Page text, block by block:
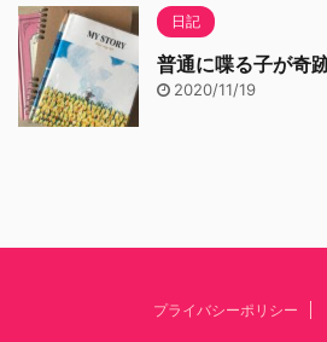
日記
普通に喋る子が奇
2020/11/19
プライバシーポリシー